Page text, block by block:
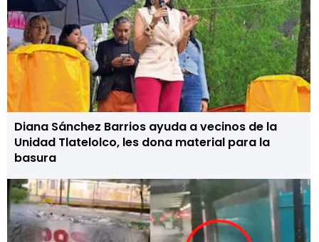
Diana Sánchez Barrios ayuda a vecinos de la
Unidad Tlatelolco, les dona material para la
basura